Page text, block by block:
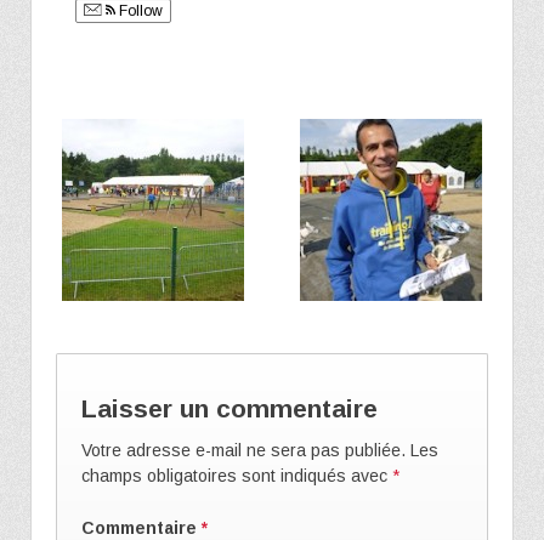
Follow
Laisser un commentaire
Votre adresse e-mail ne sera pas publiée. Les
champs obligatoires sont indiqués avec *
Commentaire *